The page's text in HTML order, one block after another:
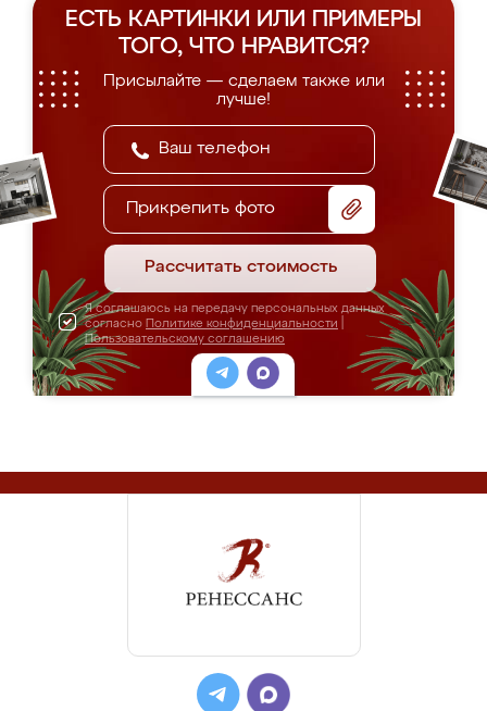
ЕСТЬ КАРТИНКИ ИЛИ ПРИМЕРЫ
ТОГО, ЧТО НРАВИТСЯ?
Присылайте — сделаем также или
лучше!
Прикрепить фото
Рассчитать стоимость
Я соглашаюсь на передачу персональных данных
согласно Политике конфиденциальности
Пользовательскому соглашению